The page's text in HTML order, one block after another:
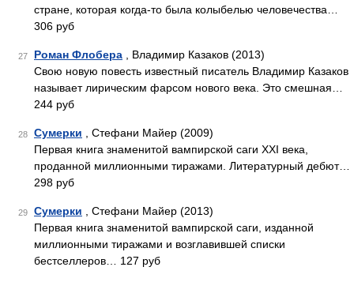
стране, которая когда-то была колыбелью человечества…
306 руб
27 Роман Флобера , Владимир Казаков (2013)
Свою новую повесть известный писатель Владимир Казаков
называет лирическим фарсом нового века. Это смешная…
244 руб
28 Сумерки , Стефани Майер (2009)
Первая книга знаменитой вампирской саги XXI века,
проданной миллионными тиражами. Литературный дебют…
298 руб
29 Сумерки , Стефани Майер (2013)
Первая книга знаменитой вампирской саги, изданной
миллионными тиражами и возглавившей списки
бестселлеров… 127 руб